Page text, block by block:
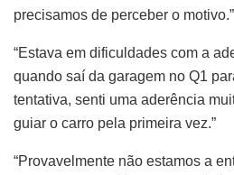
precisamos de perceber o motivo.”
“Estava em dificuldades com a
quando saí da garagem no Q1
tentativa, senti uma aderência
guiar o carro pela primeira vez.”
“Provavelmente não estamos a